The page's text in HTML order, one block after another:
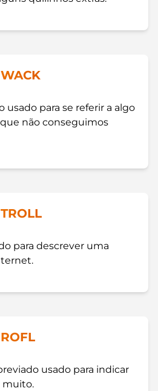
usado para se referir a algo
não conseguimos
para descrever uma
usado para indicar
muito.